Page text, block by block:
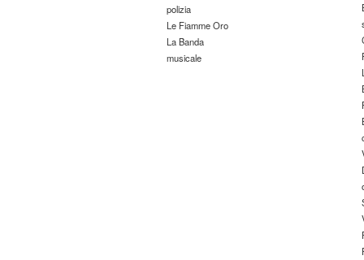
polizia
Le Fiamme Oro
La Banda
musicale